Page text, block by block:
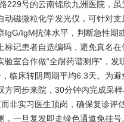
229号的云南锦欣九洲医院，
动磁微粒化学发光仪，可针对
IgG/IgM抗体水平，判断急性期
标记患者自选编码，避免真名
室合作做“全耐药谱测序”，发
临床转阴周期平均6.3天。为
同步来院，30分钟内完成采
非实习医生顶岗，确保复诊评
，一旦复发即走绿色通道免挂